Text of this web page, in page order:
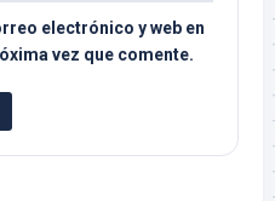
electrónico y web en
vez que comente.